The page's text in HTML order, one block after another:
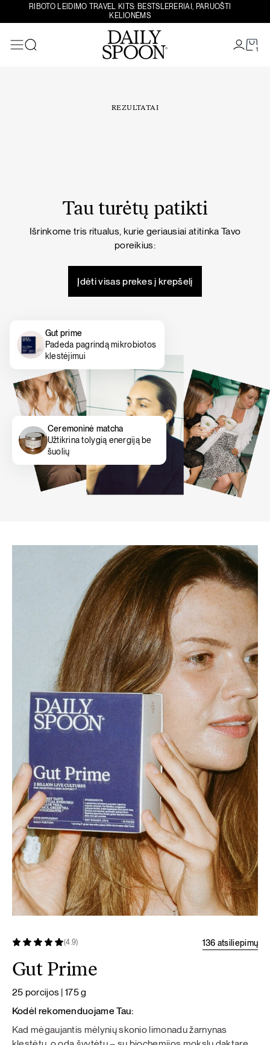
Eiti prie turinio
RIBOTO LEIDIMO TRAVEL KITS: BESTSLERERIAI, PARUOŠTI
KELIONĖMS
1
REZULTATAI
Tau turėtų patikti
Išrinkome tris ritualus, kurie geriausiai atitinka Tavo
poreikius:
Įdėti visas prekes į krepšelį
Gut prime
Padeda pagrindą mikrobiotos
klestėjimui
Ceremoninė matcha
Užtikrina tolygią energiją be
šuolių
(4.9) 136 atsiliepimų
Gut Prime
25 porcijos | 175 g
Kodėl rekomenduojame Tau:
Kad mėgaujantis mėlynių skonio limonadu žarnynas